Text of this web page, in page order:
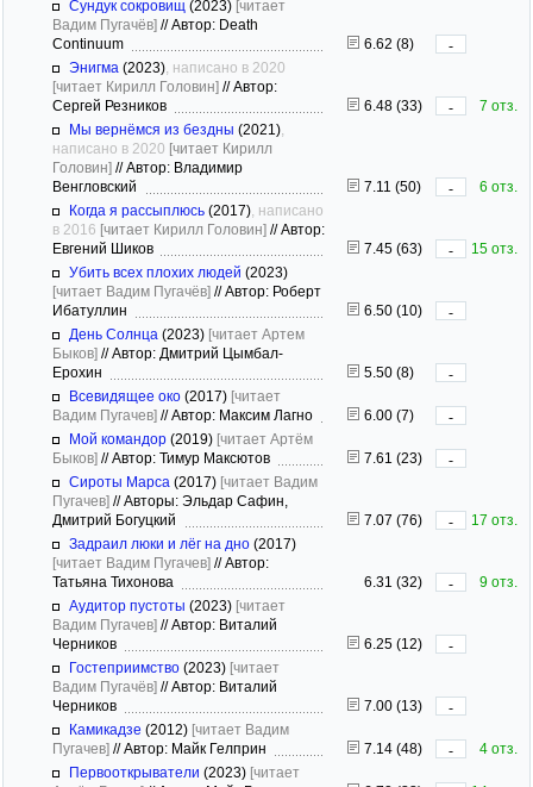
Сундук сокровищ (2023) [читает
Вадим Пугачёв] //Автор: Death
Continuum
6.62 (8)
-
Энигма (2023) , написано в 2020
[читает Кирилл Головин] //Автор:
Сергей Резников
6.48 (33) -
7 отз.
Мы вернёмся из бездны (2021)
написано в 2020 [читает Кирилл
Головин] //Автор: Владимир
Венгловский
7.11 (50) -
6 отз.
Когда я рассыплюсь (2017) , написано
в 2016 [читает Кирилл Головин] //Автор:
Евгений Шиков
7.45 (63) -
15 отз.
Убить всех плохих людей (2023)
[читает Вадим Пугачёв] //Автор: Роберт
Ибатуллин
6.50 (10)
-
День Солнца (2023) [читает Артем
Быков] //Автор: Дмитрий Цымбал-
Ерохин
5.50 (8)
-
Всевидящее око (2017) [читает
Вадим Пугачев] //Автор: Максим Лагно 6.00 (7)
-
Мой командор (2019) [читает Артём
Быков] //Автор: Тимур Максютов 7.61 (23)
-
Сироты Марса (2017) [читает Вадим
Пугачев] //Авторы: Эльдар Сафин,
Дмитрий Богуцкий
7.07 (76) -
17 отз.
Задраил люки и лёг на дно (2017)
[читает Вадим Пугачев] //Автор:
Татьяна Тихонова
6.31 (32) -
9 отз.
Аудитор пустоты (2023) [читает
Вадим Пугачев] //Автор: Виталий
Черников
6.25 (12)
-
Гостеприимство (2023) [читает
Вадим Пугачёв] //Автор: Виталий
Черников
7.00 (13)
-
Камикадзе (2012) [читает Вадим
Пугачев] //Автор: Майк Гелприн 7.14 (48) -
4 отз.
Первооткрыватели (2023) [читает